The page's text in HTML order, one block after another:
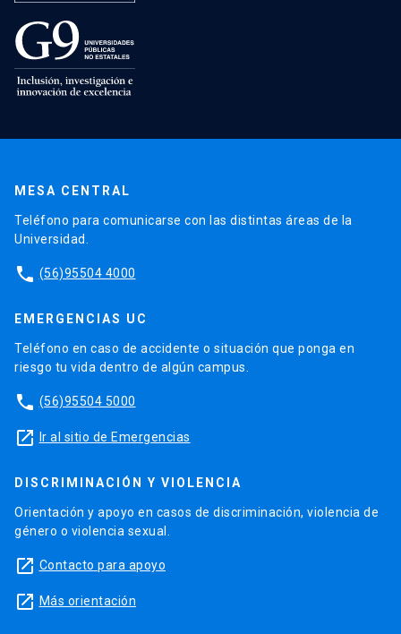
MESA CENTRAL
Teléfono para comunicarse con las distintas áreas de la
Universidad.
phone (56)95504 4000
EMERGENCIAS UC
Teléfono en caso de accidente o situación que ponga en
riesgo tu vida dentro de algún campus.
phone (56)95504 5000
launch Ir al sitio de Emergencias
DISCRIMINACIÓN Y VIOLENCIA
Orientación y apoyo en casos de discriminación, violencia de
género o violencia sexual.
launch Contacto para apoyo
launch Más orientación